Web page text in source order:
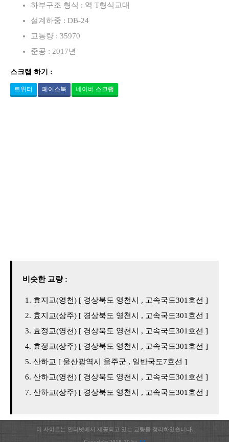
하부구조 형식 : 역 T형식교대
설계하중 : DB-24
교통량 : 35970
준공 : 2017년
스크랩 하기 :
트위터 페이스북 네이버 스크랩
비슷한 교량 :
효지교(영천) [ 경상북도 영천시 , 고속국도301호선 ]
효지교(상주) [ 경상북도 영천시 , 고속국도301호선 ]
효정교(영천) [ 경상북도 영천시 , 고속국도301호선 ]
효정교(상주) [ 경상북도 영천시 , 고속국도301호선 ]
산하교 [ 울산광역시 울주군 , 일반국도7호선 ]
산하교(영천) [ 경상북도 영천시 , 고속국도301호선 ]
산하교(상주) [ 경상북도 영천시 , 고속국도301호선 ]
이 사이트는 인터넷에서 제공되고 있는 교량을 정리하였습니다.